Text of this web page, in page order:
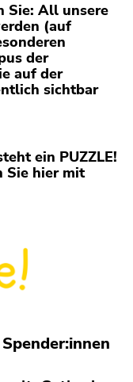
Sie: All unsere
(auf
der
auf der
sichtbar
ein PUZZLE!
Sie hier mit